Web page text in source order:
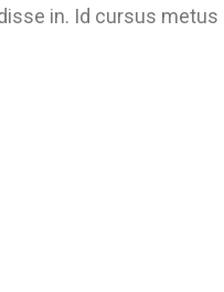
in. Id cursus